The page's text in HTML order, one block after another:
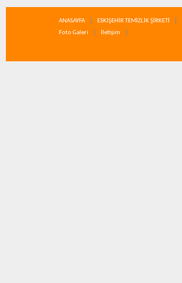
ANASAYFA ESKİŞEHİR TEMİZLİK ŞİRKETİ
Foto Galeri
İletişim